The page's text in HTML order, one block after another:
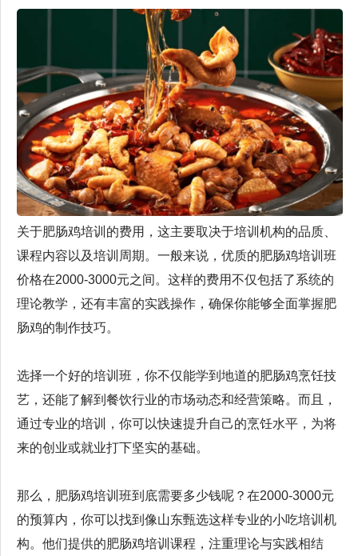
关于肥肠鸡培训的费用，这主要取决于培训机构的品质、
课程内容以及培训周期。一般来说，优质的肥肠鸡培训班
价格在2000-3000元之间。这样的费用不仅包括了系统的
理论教学，还有丰富的实践操作，确保你能够全面掌握肥
肠鸡的制作技巧。
选择一个好的培训班，你不仅能学到地道的肥肠鸡烹饪技
艺，还能了解到餐饮行业的市场动态和经营策略。而且，
通过专业的培训，你可以快速提升自己的烹饪水平，为将
来的创业或就业打下坚实的基础。
那么，肥肠鸡培训班到底需要多少钱呢？在2000-3000元
的预算内，你可以找到像山东甄选这样专业的小吃培训机
构。他们提供的肥肠鸡培训课程，注重理论与实践相结